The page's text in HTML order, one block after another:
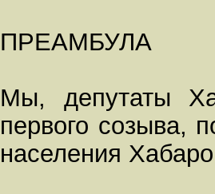
ПРЕАМБУЛА
Мы, депутаты
первого созыва,
населения